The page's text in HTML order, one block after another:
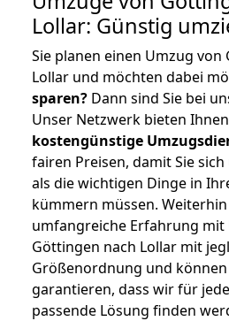
Lollar: Günstig
Sie planen einen Umzug von
Lollar und möchten dabei
sparen? Dann sind Sie bei
Unser Netzwerk bieten Ihnen
kostengünstige
fairen Preisen, damit Sie
als die wichtigen Dinge in
kümmern müssen.
umfangreiche Erfahrung mit
Göttingen nach Lollar mit
Größenordnung und
garantieren, dass wir für
passende Lösung finden